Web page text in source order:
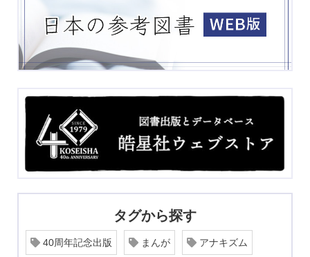
タグから探す
40周年記念出版 まんが アナキズム